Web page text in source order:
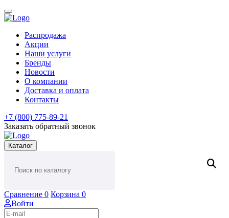
Распродажа
Акции
Наши услуги
Бренды
Новости
О компании
Доставка и оплата
Контакты
+7 (800) 775-89-21
Заказать обратный звонок
Каталог
Сравнение 0 Корзина 0
Войти